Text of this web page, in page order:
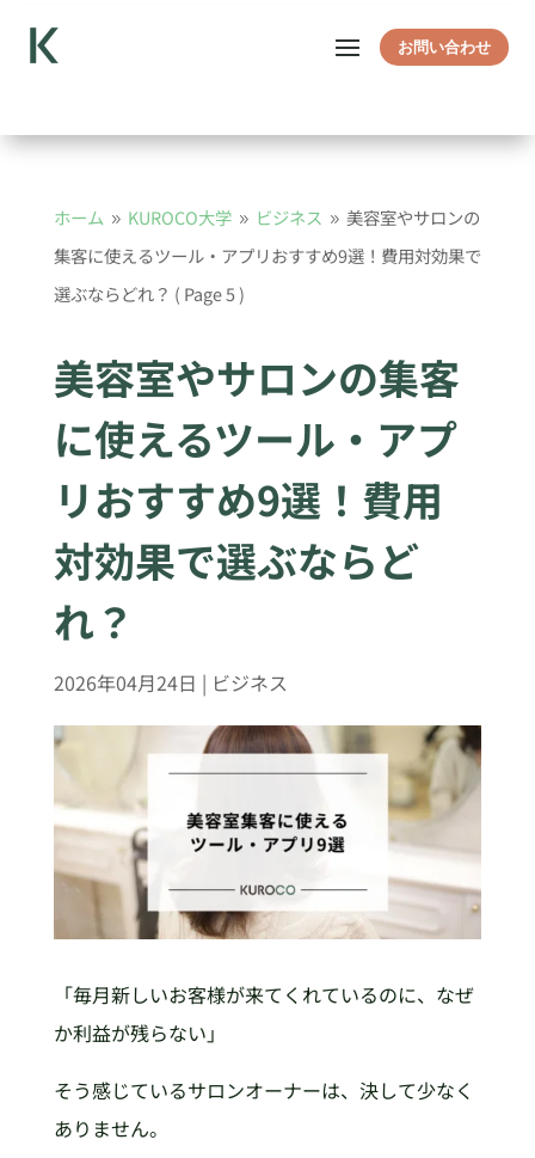
お問い合わせ
ホーム 9 KUROCO大学 9 ビジネス 9 美容室やサロンの
集客に使えるツール・アプリおすすめ9選！費用対効果で
選ぶならどれ？ ( Page 5 )
美容室やサロンの集客
に使えるツール・アプ
リおすすめ9選！費用
対効果で選ぶならど
れ？
2026年04月24日 | ビジネス
「毎月新しいお客様が来てくれているのに、なぜ
か利益が残らない」
そう感じているサロンオーナーは、決して少なく
ありません。